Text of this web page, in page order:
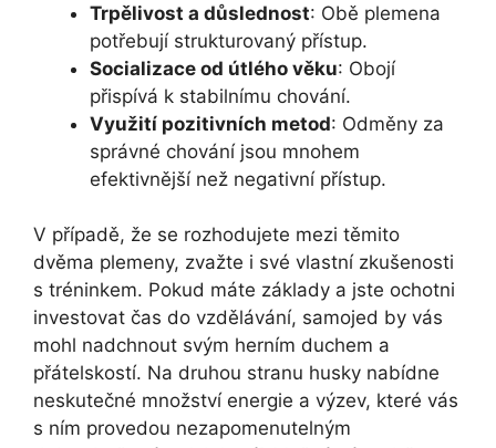
Trpělivost a důslednost: Obě plemena
potřebují strukturovaný přístup.
Socializace od útlého věku: Obojí
přispívá k stabilnímu chování.
Využití pozitivních metod: Odměny za
správné chování jsou mnohem
efektivnější než negativní přístup.
V případě, že se rozhodujete mezi těmito
dvěma plemeny, zvažte i své vlastní zkušenosti
s tréninkem. Pokud máte základy a jste ochotni
investovat čas do vzdělávání, samojed by vás
mohl nadchnout svým herním duchem a
přátelskostí. Na druhou stranu husky nabídne
neskutečné množství energie a výzev, které vás
s ním provedou nezapomenutelným